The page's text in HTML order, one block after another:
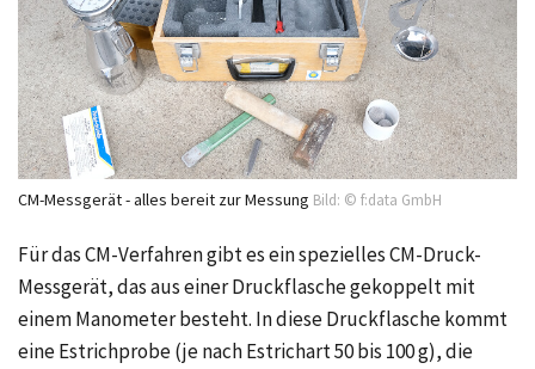
CM-Messgerät - alles bereit zur Messung Bild: © f:data GmbH
Für das CM-Verfahren gibt es ein spezielles CM-Druck-
Messgerät, das aus einer Druckflasche gekoppelt mit
einem Manometer besteht. In diese Druckflasche kommt
eine Estrichprobe (je nach Estrichart50 bis 100 g),die